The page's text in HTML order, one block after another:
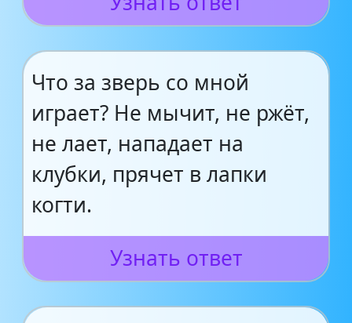
Что за зверь со мной
играет? Не мычит, не ржёт,
не лает, нападает на
клубки, прячет в лапки
когти.
Узнать ответ